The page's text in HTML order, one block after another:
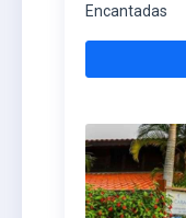
Encantadas